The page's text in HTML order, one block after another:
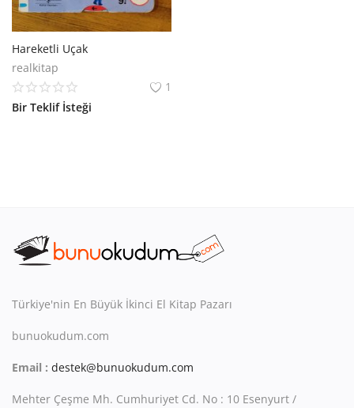
Hareketli Uçak
realkitap
1
Bir Teklif İsteği
Türkiye'nin En Büyük İkinci El Kitap Pazarı
bunuokudum.com
Email : destek@bunuokudum.com
Mehter Çeşme Mh. Cumhuriyet Cd. No : 10 Esenyurt /